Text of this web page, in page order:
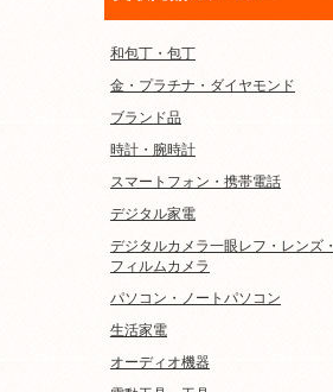
和包丁・包丁
金・プラチナ・ダイヤモンド
ブランド品
時計・腕時計
スマートフォン・携帯電話
デジタル家電
デジタルカメラ一眼レフ・レンズ・
フィルムカメラ
パソコン・ノートパソコン
生活家電
オーディオ機器